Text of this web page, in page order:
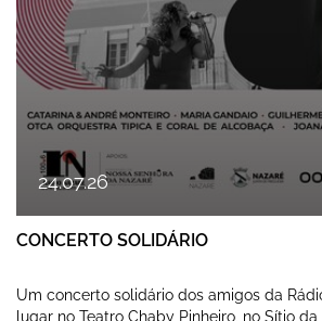
24.07.26
CONCERTO SOLIDÁRIO
Um concerto solidário dos amigos da
lugar no Teatro Chaby Pinheiro, no Sítio da